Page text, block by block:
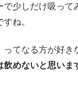
少しだけ吸って
ね。
てなる方が好き
飲めないと思いま